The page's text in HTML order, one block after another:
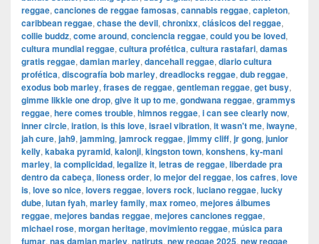
reggae, canciones de reggae famosas, cannabis reggae, capleton,
caribbean reggae, chase the devil, chronixx, clásicos del reggae,
collie buddz, come around, conciencia reggae, could you be loved,
cultura mundial reggae, cultura profética, cultura rastafari, damas
gratis reggae, damian marley, dancehall reggae, diario cultura
profética, discografía bob marley, dreadlocks reggae, dub reggae,
exodus bob marley, frases de reggae, gentleman reggae, get busy,
gimme likkle one drop, give it up to me, gondwana reggae, grammys
reggae, here comes trouble, himnos reggae, i can see clearly now,
inner circle, iration, is this love, israel vibration, it wasn't me, iwayne,
jah cure, jah9, jamming, jamrock reggae, jimmy cliff, jr gong, junior
kelly, kabaka pyramid, kalonji, kingston town, konshens, ky-mani
marley, la complicidad, legalize it, letras de reggae, liberdade pra
dentro da cabeça, lioness order, lo mejor del reggae, los cafres, love
is, love so nice, lovers reggae, lovers rock, luciano reggae, lucky
dube, lutan fyah, marley family, max romeo, mejores álbumes
reggae, mejores bandas reggae, mejores canciones reggae,
michael rose, morgan heritage, movimiento reggae, música para
fumar, nas damian marley, natiruts, new reggae 2025, new reggae